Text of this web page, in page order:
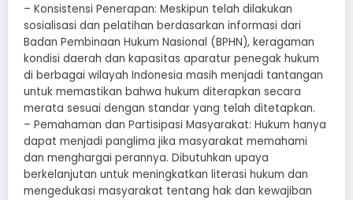
– Konsistensi Penerapan: Meskipun telah dilakukan
sosialisasi dan pelatihan berdasarkan informasi dari
Badan Pembinaan Hukum Nasional (BPHN), keragaman
kondisi daerah dan kapasitas aparatur penegak hukum
di berbagai wilayah Indonesia masih menjadi tantangan
untuk memastikan bahwa hukum diterapkan secara
merata sesuai dengan standar yang telah ditetapkan.
– Pemahaman dan Partisipasi Masyarakat: Hukum hanya
dapat menjadi panglima jika masyarakat memahami
dan menghargai perannya. Dibutuhkan upaya
berkelanjutan untuk meningkatkan literasi hukum dan
mengedukasi masyarakat tentang hak dan kewajiban